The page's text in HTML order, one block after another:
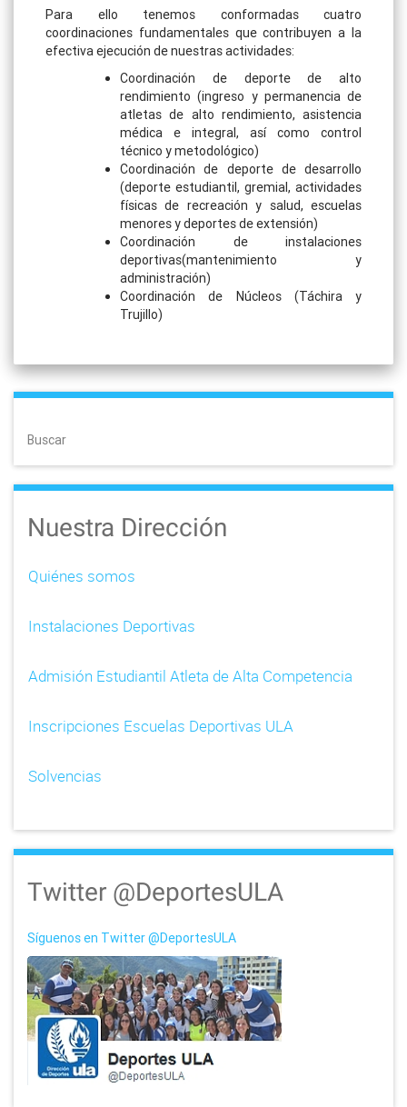
Para ello tenemos conformadas cuatro
coordinaciones fundamentales que contribuyen a la
efectiva ejecución de nuestras actividades:
Coordinación de deporte de alto
rendimiento (ingreso y permanencia de
atletas de alto rendimiento, asistencia
médica e integral, así como control
técnico y metodológico)
Coordinación de deporte de desarrollo
(deporte estudiantil, gremial, actividades
físicas de recreación y salud, escuelas
menores y deportes de extensión)
Coordinación de instalaciones
deportivas(mantenimiento y
administración)
Coordinación de Núcleos (Táchira y
Trujillo)
Buscar
Nuestra Dirección
Quiénes somos
Instalaciones Deportivas
Admisión Estudiantil Atleta de Alta Competencia
Inscripciones Escuelas Deportivas ULA
Solvencias
Twitter @DeportesULA
Síguenos en Twitter @DeportesULA